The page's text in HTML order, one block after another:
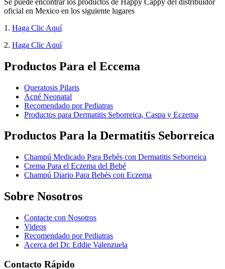
oficial en Mexico en los siguiente lugares
1. Haga Clic Aquí
2. Haga Clic Aquí
Productos Para el Eccema
Queratosis Pilaris
Acné Neonatal
Recomendado por Pediatras
Productos para Dermatitis Seborreica, Caspa y Eczema
Productos Para la Dermatitis Seborreica
Champú Medicado Para Bebés con Dermatitis Seborreica
Crema Para el Eczema del Bebé
Champú Diario Para Bebés con Eczema
Sobre Nosotros
Contacte con Nosotros
Videos
Recomendado por Pediatras
Acerca del Dr. Eddie Valenzuela
Contacto Rápido